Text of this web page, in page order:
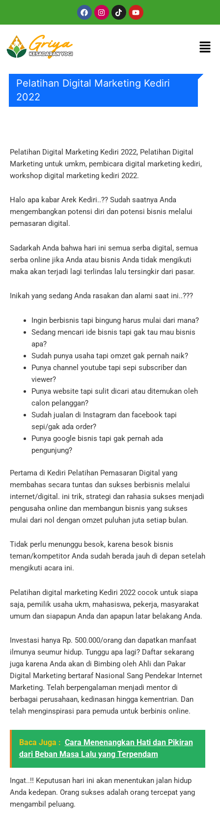
FacebookInstagram
TiktokYoutube
Pelatihan Digital Marketing Kediri
2022
Pelatihan Digital Marketing Kediri 2022, Pelatihan Digital
Marketing untuk umkm, pembicara digital marketing kediri,
workshop digital marketing kediri 2022.
Halo apa kabar Arek Kediri..?? Sudah saatnya Anda
mengembangkan potensi diri dan potensi bisnis melalui
pemasaran digital.
Sadarkah Anda bahwa hari ini semua serba digital, semua
serba online jika Anda atau bisnis Anda tidak mengikuti
maka akan terjadi lagi terlindas lalu tersingkir dari pasar.
Inikah yang sedang Anda rasakan dan alami saat ini..???
Ingin berbisnis tapi bingung harus mulai dari mana?
Sedang mencari ide bisnis tapi gak tau mau bisnis
apa?
Sudah punya usaha tapi omzet gak pernah naik?
Punya channel youtube tapi sepi subscriber dan
viewer?
Punya website tapi sulit dicari atau ditemukan oleh
calon pelanggan?
Sudah jualan di Instagram dan facebook tapi
sepi/gak ada order?
Punya google bisnis tapi gak pernah ada
pengunjung?
Pertama di Kediri Pelatihan Pemasaran Digital yang
membahas secara tuntas dan sukses berbisnis melalui
internet/digital. ini trik, strategi dan rahasia sukses menjadi
pengusaha online dan membangun bisnis yang sukses
mulai dari nol dengan omzet puluhan juta setiap bulan.
Tidak perlu menunggu besok, karena besok bisnis
teman/kompetitor Anda sudah berada jauh di depan setelah
mengikuti acara ini.
Pelatihan digital marketing Kediri 2022 cocok untuk siapa
saja, pemilik usaha ukm, mahasiswa, pekerja, masyarakat
umum dan siapapun Anda dan apapun latar belakang Anda.
Investasi hanya Rp. 500.000/orang dan dapatkan manfaat
ilmunya seumur hidup. Tunggu apa lagi? Daftar sekarang
juga karena Anda akan di Bimbing oleh Ahli dan Pakar
Digital Marketing bertaraf Nasional Sang Pendekar Internet
Marketing. Telah berpengalaman menjadi mentor di
berbagai perusahaan, kedinasan hingga kementrian. Dan
telah menginspirasi para pemuda untuk berbinis online.
Baca Juga : Cara Menenangkan Hati dan Pikiran
dari Beban Masa Lalu yang Terpendam
Ingat..!! Keputusan hari ini akan menentukan jalan hidup
Anda kedepan. Orang sukses adalah orang tercepat yang
mengambil peluang.